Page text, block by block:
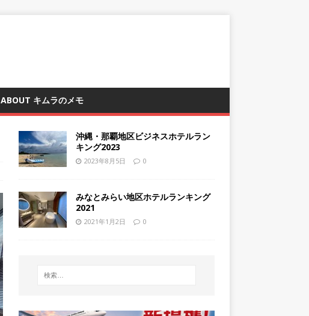
ABOUT キムラのメモ
沖縄・那覇地区ビジネスホテルラン
キング2023
2023年8月5日 0
みなとみらい地区ホテルランキング
2021
2021年1月2日 0